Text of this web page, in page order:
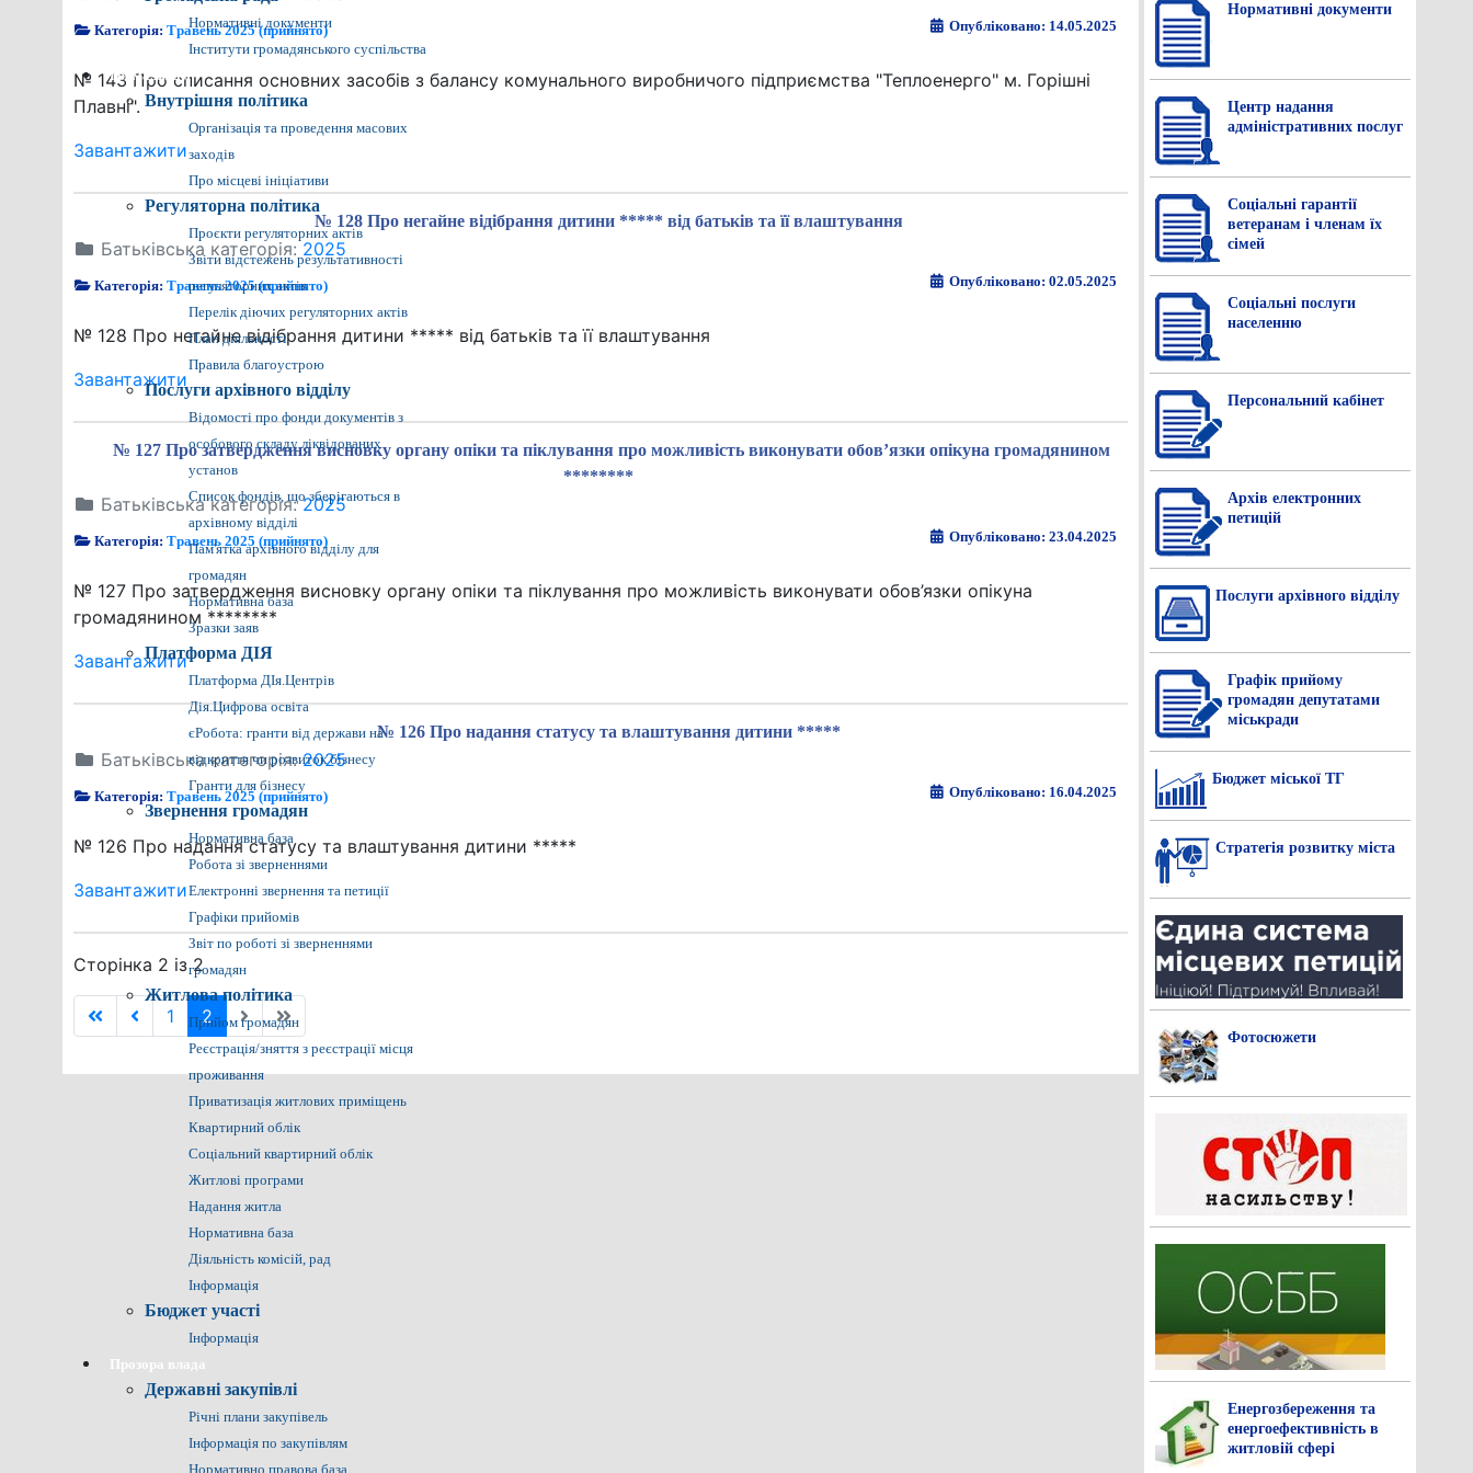
Нормативні документи
Інститути громадянського суспільства
Громадянам
Внутрішня політика
Організація та проведення масових
заходів
Про місцеві ініціативи
Регуляторна політика
Проєкти регуляторних актів
Звіти відстежень результативності
регуляторних актів
Перелік діючих регуляторних актів
План діяльності
Правила благоустрою
Послуги архівного відділу
Відомості про фонди документів з
особового складу ліквідованих
установ
Список фондів, що зберігаються в
архівному відділі
Пам'ятка архівного відділу для
громадян
Нормативна база
Зразки заяв
Платформа ДІЯ
Платформа ДІя.Центрів
Дія.Цифрова освіта
єРобота: гранти від держави на
відкриття чи розвиток бізнесу
Гранти для бізнесу
Звернення громадян
Нормативна база
Робота зі зверненнями
Електронні звернення та петиції
Графіки прийомів
Звіт по роботі зі зверненнями
громадян
Житлова політика
Прийом громадян
Реєстрація/зняття з реєстрації місця
проживання
Приватизація житлових приміщень
Квартирний облік
Соціальний квартирний облік
Житлові програми
Надання житла
Нормативна база
Діяльність комісій, рад
Інформація
Бюджет участі
Інформація
Прозора влада
Державні закупівлі
Річні плани закупівель
Інформація по закупівлям
Нормативно правова база
Категорія:Травень 2025 (прийнято) Опубліковано: 14.05.2025
№ 143 Про списання основних засобів з балансу комунального виробничого підприємства "Теплоенерго" м. Горішні
Плавні".
Завантажити
№ 128 Про негайне відібрання дитини ***** від батьків та її влаштування
Батьківська категорія: 2025
Категорія:Травень 2025 (прийнято) Опубліковано: 02.05.2025
№ 128 Про негайне відібрання дитини ***** від батьків та її влаштування
Завантажити
№ 127 Про затвердження висновку органу опіки та піклування про можливість виконувати обов’язки опікуна громадянином
********
Батьківська категорія:2025
Категорія:Травень 2025 (прийнято) Опубліковано: 23.04.2025
№ 127 Про затвердження висновку органу опіки та піклування про можливість виконувати обов’язки опікуна
громадянином ********
Завантажити
№ 126 Про надання статусу та влаштування дитини *****
Батьківська категорія:2025
Категорія:Травень 2025 (прийнято) Опубліковано: 16.04.2025
№ 126 Про надання статусу та влаштування дитини *****
Завантажити
Сторінка 2 із 2
1 2
Нормативнi документи
Центр надання
адміністративних послуг
Соціальні гарантії
ветеранам і членам їх
сімей
Соціальні послуги
населенню
Персональний кабінет
Архів електронних
петицій
Послуги архівного відділу
Графік прийому
громадян депутатами
міськради
Бюджет міської ТГ
Стратегія розвитку міста
Фотосюжети
Енергозбереження та
енергоефективність в
житловій сфері